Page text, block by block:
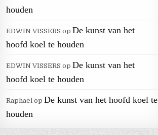
houden
EDWIN VISSERS opDe kunst van het
hoofd koel te houden
EDWIN VISSERS opDe kunst van het
hoofd koel te houden
Raphaël opDe kunst van het hoofd koel te
houden